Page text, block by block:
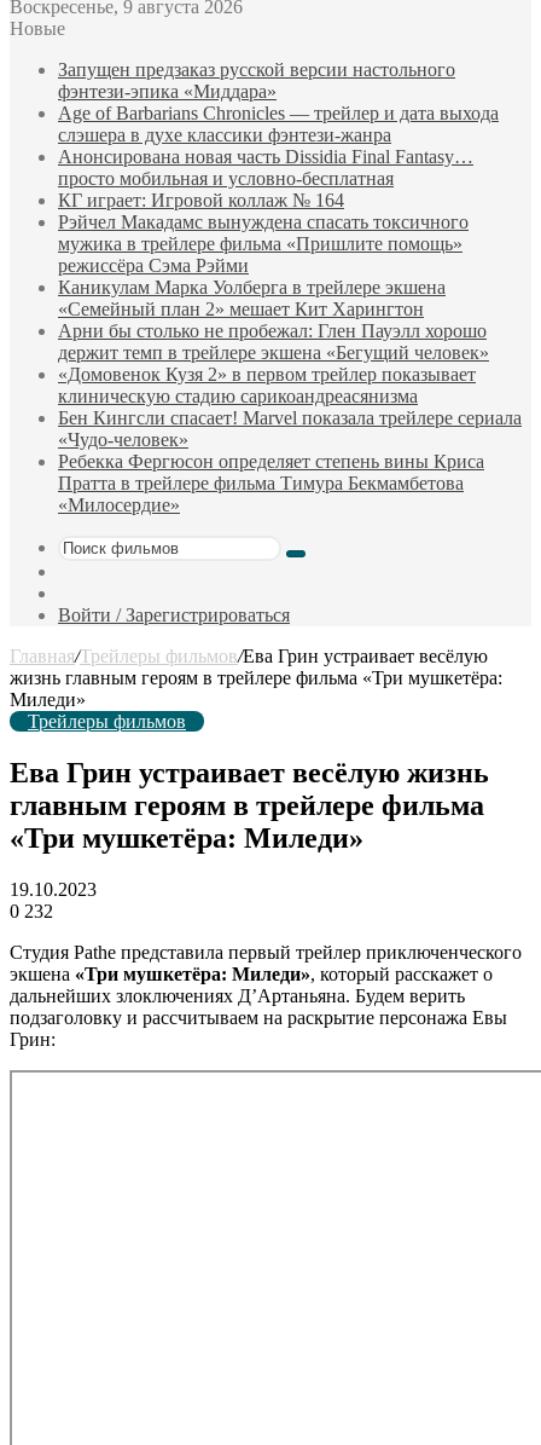
Воскресенье, 9 августа 2026
Новые
Запущен предзаказ русской версии настольного
фэнтези-эпика «Миддара»
Age of Barbarians Chronicles — трейлер и дата выхода
слэшера в духе классики фэнтези-жанра
Анонсирована новая часть Dissidia Final Fantasy…
просто мобильная и условно-бесплатная
КГ играет: Игровой коллаж № 164
Рэйчел Макадамс вынуждена спасать токсичного
мужика в трейлере фильма «Пришлите помощь»
режиссёра Сэма Рэйми
Каникулам Марка Уолберга в трейлере экшена
«Семейный план 2» мешает Кит Харингтон
Арни бы столько не пробежал: Глен Пауэлл хорошо
держит темп в трейлере экшена «Бегущий человек»
«Домовенок Кузя 2» в первом трейлер показывает
клиническую стадию сарикоандреасянизма
Бен Кингсли спасает! Marvel показала трейлере сериала
«Чудо-человек»
Ребекка Фергюсон определяет степень вины Криса
Пратта в трейлере фильма Тимура Бекмамбетова
«Милосердие»
Поиск
фильм
Войти / Зарегистрироваться
Главная/Трейлеры фильмов/Ева Грин устраивает весёлую
жизнь главным героям в трейлере фильма «Три мушкетёра:
Миледи»
Трейлеры фильмов
Ева Грин устраивает весёлую жизнь
главным героям в трейлере фильма
«Три мушкетёра: Миледи»
19.10.2023
0 232
Студия Pathe представила первый трейлер приключенческого
экшена «Три мушкетёра: Миледи», который расскажет о
дальнейших злоключениях Д’Артаньяна. Будем верить
подзаголовку и рассчитываем на раскрытие персонажа Евы
Грин: